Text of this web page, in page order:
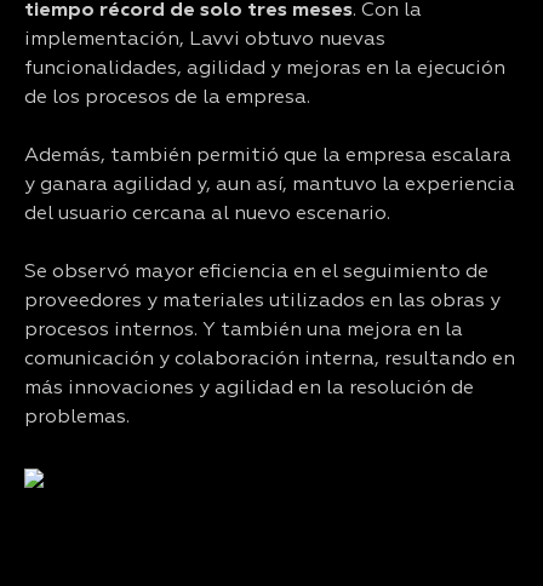
tiempo récord de solo tres meses. Con la
implementación, Lavvi obtuvo nuevas
funcionalidades, agilidad y mejoras en la ejecución
de los procesos de la empresa.
Además, también permitió que la empresa escalara
y ganara agilidad y, aun así, mantuvo la experiencia
del usuario cercana al nuevo escenario.
Se observó mayor eficiencia en el seguimiento de
proveedores y materiales utilizados en las obras y
procesos internos. Y también una mejora en la
comunicación y colaboración interna, resultando en
más innovaciones y agilidad en la resolución de
problemas.